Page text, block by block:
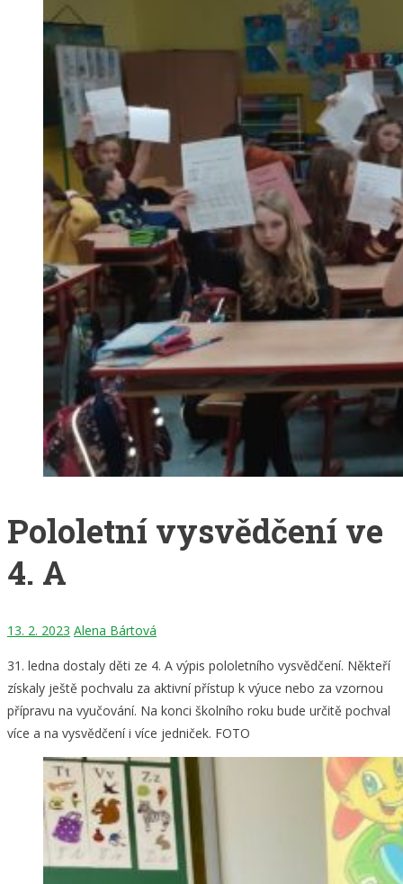
Pololetní vysvědčení ve
4. A
13. 2. 2023 Alena Bártová
31. ledna dostaly děti ze 4. A výpis pololetního vysvědčení. Někteří
získaly ještě pochvalu za aktivní přístup k výuce nebo za vzornou
přípravu na vyučování. Na konci školního roku bude určitě pochval
více a na vysvědčení i více jedniček. FOTO